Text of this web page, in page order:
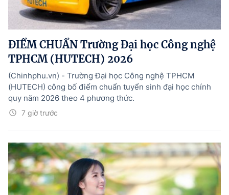
ĐIỂM CHUẨN Trường Đại học Công nghệ
TPHCM (HUTECH) 2026
7 giờ trước
(Chinhphu.vn) - Trường Đại học Công nghệ TPHCM
(HUTECH) công bố điểm chuẩn tuyển sinh đại học chính
quy năm 2026 theo 4 phương thức.